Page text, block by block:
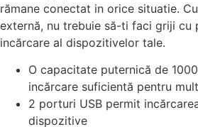
rămane conectat in orice situatie.
externă, nu trebuie să-ti faci griji cu
incărcare al dispozitivelor tale.
O capacitate puternică de
incărcare suficientă pentru
2 porturi USB permit
dispozitive